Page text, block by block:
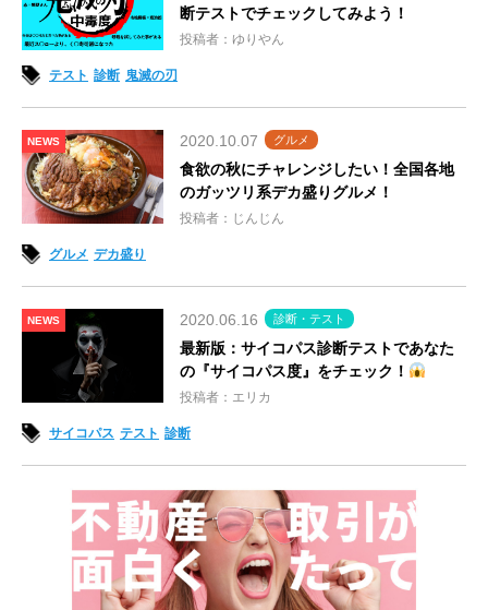
断テストでチェックしてみよう！
投稿者：ゆりやん
テスト 診断 鬼滅の刃
NEWS 2020.10.07 グルメ
食欲の秋にチャレンジしたい！全国各地
のガッツリ系デカ盛りグルメ！
投稿者：じんじん
グルメ デカ盛り
NEWS 2020.06.16 診断・テスト
最新版：サイコパス診断テストであなた
の『サイコパス度』をチェック！
投稿者：エリカ
サイコパス テスト 診断